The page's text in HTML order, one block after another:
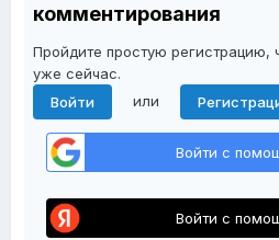
комментирования
Пройдите простую регистрацию,
уже сейчас.
Войти
или
Войти с
Войти с